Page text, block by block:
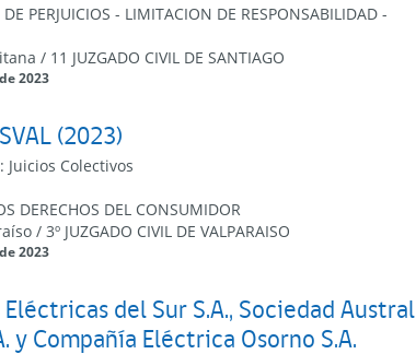
PERJUICIOS - LIMITACION DE RESPONSABILIDAD -
/ 11 JUZGADO CIVIL DE SANTIAGO
2023
(2023)
Juicios Colectivos
DERECHOS DEL CONSUMIDOR
/3º JUZGADO CIVIL DE VALPARAISO
2023
del Sur S.A., Sociedad Austral
y Compañía Eléctrica Osorno S.A.